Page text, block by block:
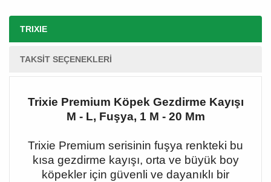
TRIXIE
TAKSIT SEÇENEKLERI
Trixie Premium Köpek Gezdirme Kayışı
M - L, Fuşya, 1 M - 20 Mm
Trixie Premium serisinin fuşya renkteki bu
kısa gezdirme kayışı, orta ve büyük boy
köpekler için güvenli ve dayanıklı bir